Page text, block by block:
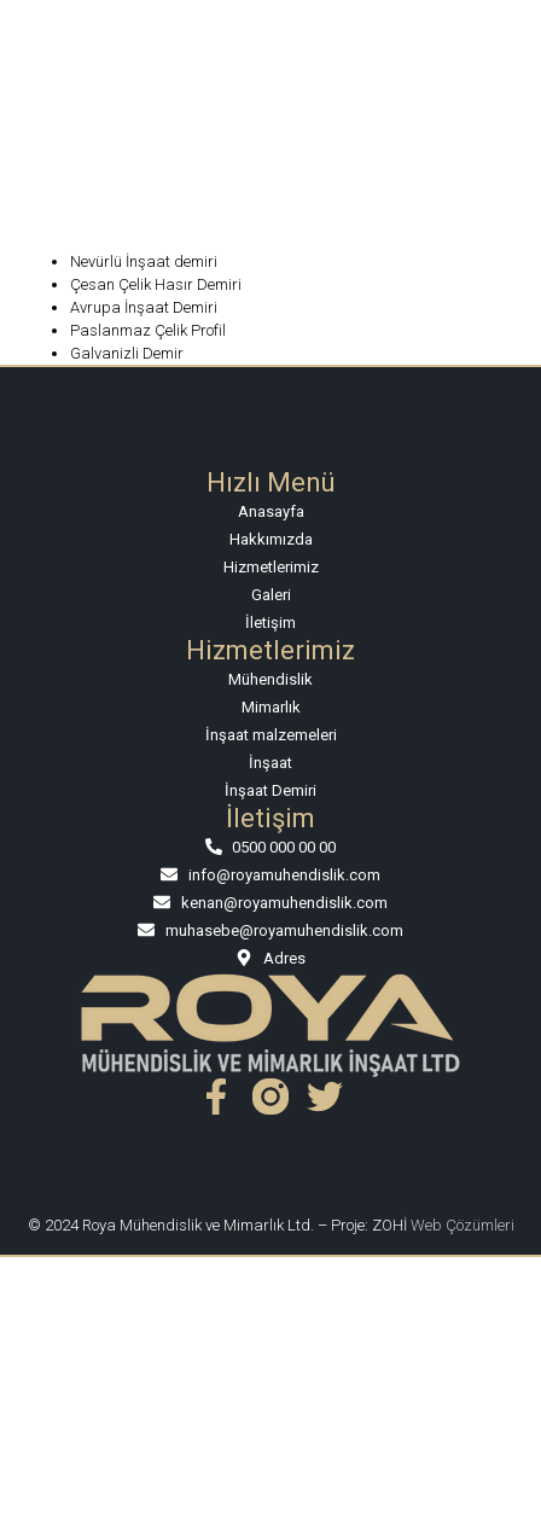
Nevürlü İnşaat demiri
Çesan Çelik Hasır Demiri
Avrupa İnşaat Demiri
Paslanmaz Çelik Profil
Galvanizli Demir
Hızlı Menü
Anasayfa
Hakkımızda
Hizmetlerimiz
Galeri
İletişim
Hizmetlerimiz
Mühendislik
Mimarlık
İnşaat malzemeleri
İnşaat
İnşaat Demiri
İletişim
0500 000 00 00
info@royamuhendislik.com
kenan@royamuhendislik.com
muhasebe@royamuhendislik.com
Adres
© 2024 Roya Mühendislik ve Mimarlık Ltd. – Proje: ZOHİ Web Çözümleri